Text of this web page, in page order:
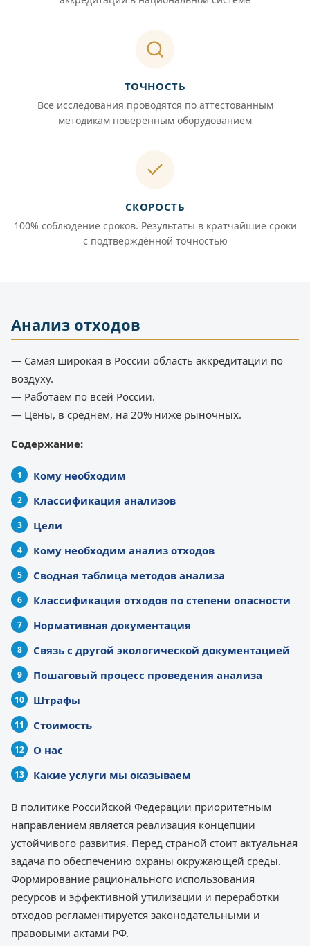
ТОЧНОСТЬ
Все исследования проводятся по аттестованным
методикам поверенным оборудованием
СКОРОСТЬ
100% соблюдение сроков. Результаты в кратчайшие сроки
с подтверждённой точностью
Анализ отходов
— Самая широкая в России область аккредитации по
воздуху.
— Работаем по всей России.
— Цены, в среднем, на 20% ниже рыночных.
Содержание:
Кому необходим
Классификация анализов
Цели
Кому необходим анализ отходов
Сводная таблица методов анализа
Классификация отходов по степени опасности
Нормативная документация
Связь с другой экологической документацией
Пошаговый процесс проведения анализа
Штрафы
Стоимость
О нас
Какие услуги мы оказываем
В политике Российской Федерации приоритетным
направлением является реализация концепции
устойчивого развития. Перед страной стоит актуальная
задача по обеспечению охраны окружающей среды.
Формирование рационального использования
ресурсов и эффективной утилизации и переработки
отходов регламентируется законодательными и
правовыми актами РФ.